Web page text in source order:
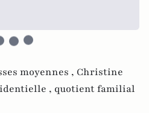
moyennes , Christine
, quotient familial